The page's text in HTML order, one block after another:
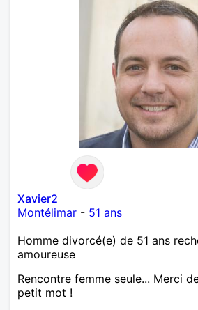
Xavier2
Montélimar - 51 ans
Homme divorcé(e) de 51 ans
amoureuse
Rencontre femme seule... Merci
petit mot !